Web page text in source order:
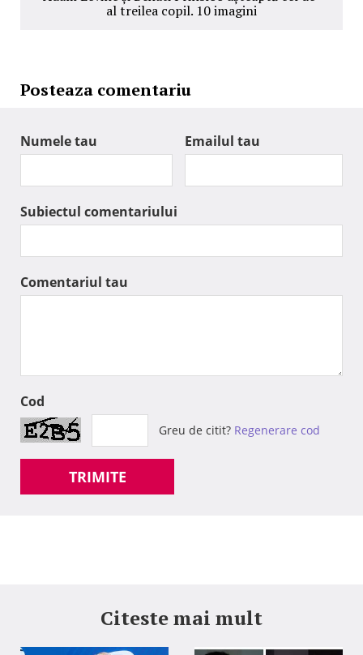
al treilea copil. 10 imagini
Posteaza comentariu
Numele tau Emailul tau
Subiectul comentariului
Comentariul tau
Cod
Greu de citit? Regenerare cod
TRIMITE
Citeste mai mult